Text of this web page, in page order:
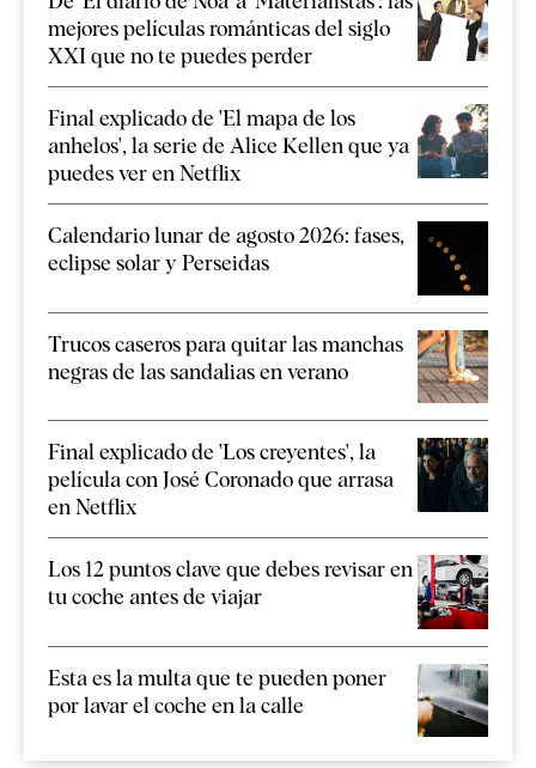
mejores películas románticas del siglo
XXI que no te puedes perder
Final explicado de 'El mapa de los
anhelos', la serie de Alice Kellen que ya
puedes ver en Netflix
Calendario lunar de agosto 2026: fases,
eclipse solar y Perseidas
Trucos caseros para quitar las manchas
negras de las sandalias en verano
Final explicado de 'Los creyentes', la
película con José Coronado que arrasa
en Netflix
Los 12 puntos clave que debes revisar en
tu coche antes de viajar
Esta es la multa que te pueden poner
por lavar el coche en la calle